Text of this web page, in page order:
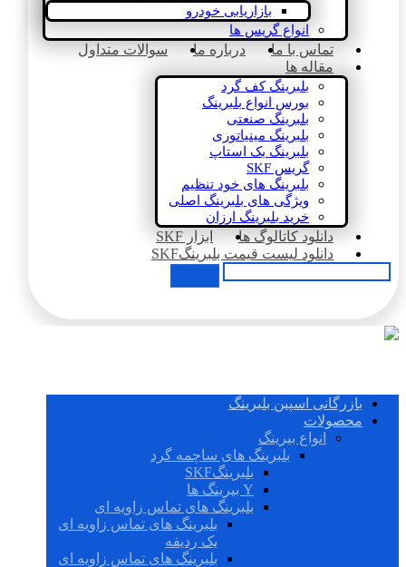
بازاریابی خودرو
انواع گریس ها
تماس با ما درباره ما
سوالات متداول
مقاله ها
بلبرینگ کف گرد
بورس انواع بلبرینگ
بلبرینگ صنعتی
بلبرینگ مینیاتوری
بلبرینگ بک استاپ
گریس SKF
بلبرینگ های خود تنظیم
ویژگی های بلبرینگ اصلی
خرید بلبرینگ ارزان
دانلود کاتالوگ ها
ابزار SKF
دانلود لیست قیمت بلبرینگSKF
بازرگانی اسپین بلبرینگ
محصولات
انواع بیرینگ
بلبرینگ های ساچمه گرد
بلبرینگSKF
Y بیرینگ ها
بلبرینگ های تماس زاویه ای
بلبرینگ های تماس زاویه ای
یک ردیفه
بلبرینگ های تماس زاویه ای